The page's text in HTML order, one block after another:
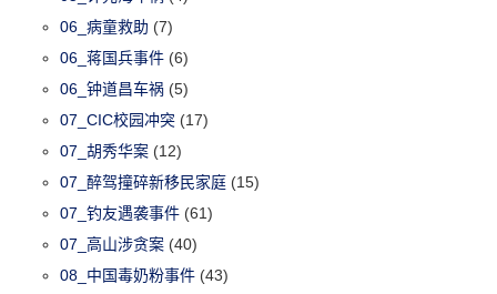
06_病童救助 (7)
06_蒋国兵事件 (6)
06_钟道昌车祸 (5)
07_CIC校园冲突 (17)
07_胡秀华案 (12)
07_醉驾撞碎新移民家庭 (15)
07_钓友遇袭事件 (61)
07_高山涉贪案 (40)
08_中国毒奶粉事件 (43)